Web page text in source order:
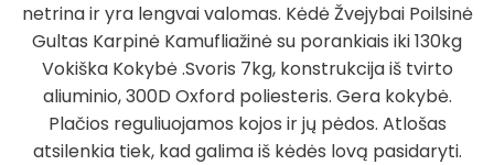
netrina ir yra lengvai valomas. Kėdė Žvejybai Poilsinė
Gultas Karpinė Kamufliažinė su porankiais iki 130kg
Vokiška Kokybė .Svoris 7kg, konstrukcija iš tvirto
aliuminio, 300D Oxford poliesteris. Gera kokybė.
Plačios reguliuojamos kojos ir jų pėdos. Atlošas
atsilenkia tiek, kad galima iš kėdės lovą pasidaryti.